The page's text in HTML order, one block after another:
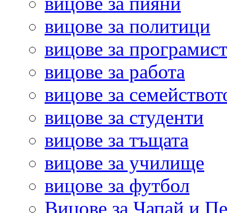
вицове за политици
вицове за
вицове за работа
вицове за
вицове за студенти
вицове за тъщата
вицове за училище
вицове за футбол
Вицове за Чапай и